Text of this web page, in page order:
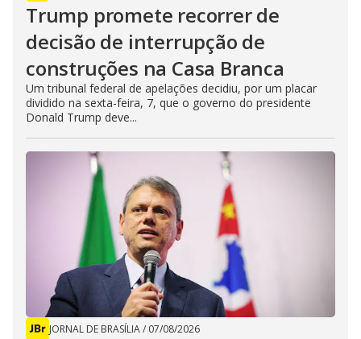
Trump promete recorrer de
decisão de interrupção de
construções na Casa Branca
Um tribunal federal de apelações decidiu, por um placar
dividido na sexta-feira, 7, que o governo do presidente
Donald Trump deve...
JORNAL DE BRASÍLIA/ 07/08/2026